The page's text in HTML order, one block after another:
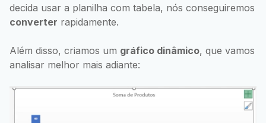
decida usar a planilha com tabela, nós conseguiremos
converter rapidamente.
Além disso, criamos um gráfico dinâmico, que vamos
analisar melhor mais adiante: